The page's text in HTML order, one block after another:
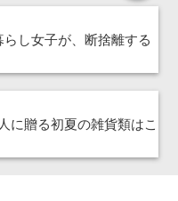
し女子が、断捨離する
に贈る初夏の雑貨類はこ